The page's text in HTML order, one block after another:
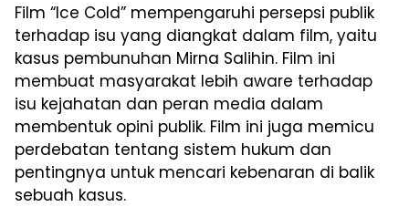
Film “Ice Cold” mempengaruhi persepsi publik
terhadap isu yang diangkat dalam film, yaitu
kasus pembunuhan Mirna Salihin. Film ini
membuat masyarakat lebih aware terhadap
isu kejahatan dan peran media dalam
membentuk opini publik. Film ini juga memicu
perdebatan tentang sistem hukum dan
pentingnya untuk mencari kebenaran di balik
sebuah kasus.